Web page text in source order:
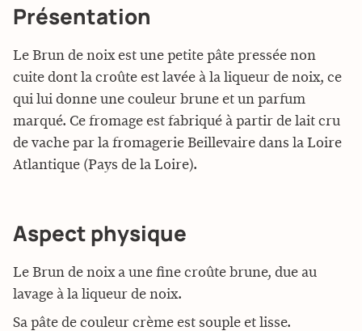
Présentation
Le Brun de noix est une petite pâte pressée non
cuite dont la croûte est lavée à la liqueur de noix, ce
qui lui donne une couleur brune et un parfum
marqué. Ce fromage est fabriqué à partir de lait cru
de vache par la fromagerie Beillevaire dans la Loire
Atlantique (Pays de la Loire).
Aspect physique
Le Brun de noix a une fine croûte brune, due au
lavage à la liqueur de noix.
Sa pâte de couleur crème est souple et lisse.